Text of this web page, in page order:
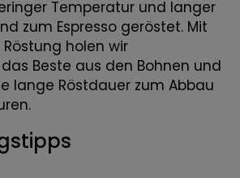
Temperatur und langer
zum Espresso geröstet. Mit
holen wir
Beste aus den Bohnen und
lange Röstdauer zum Abbau